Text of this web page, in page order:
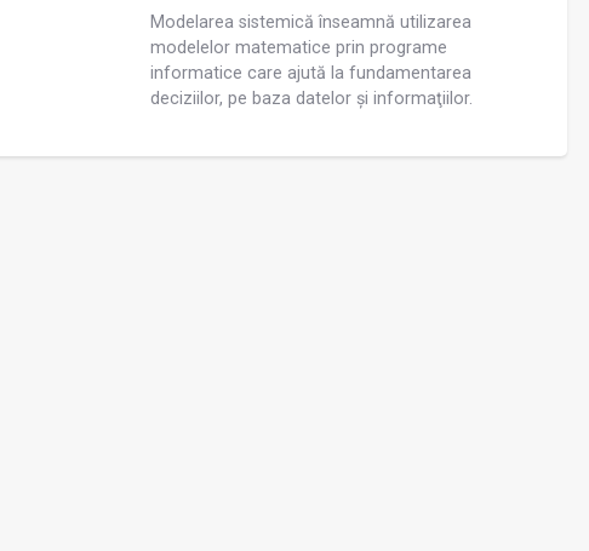
Modelarea sistemică înseamnă utilizarea
modelelor matematice prin programe
informatice care ajută la fundamentarea
deciziilor, pe baza datelor și informaţiilor.